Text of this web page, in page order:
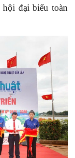
đại biểu toàn